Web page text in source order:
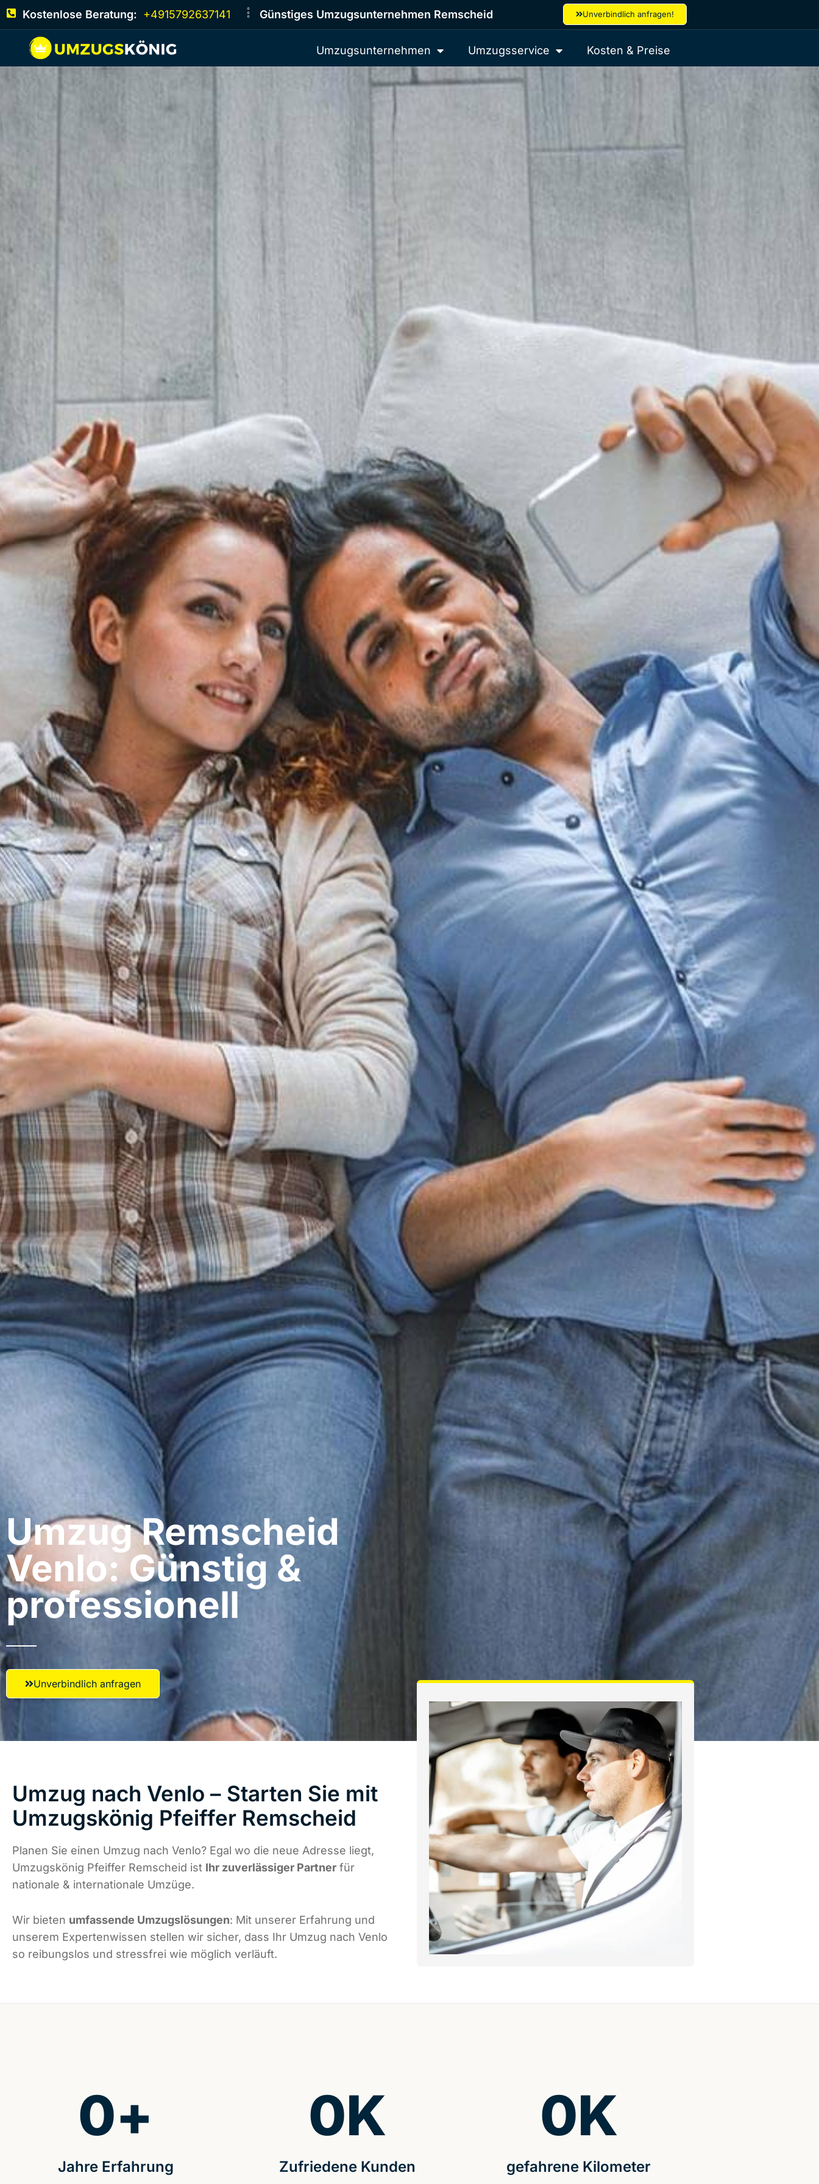
Kostenlose Beratung: +4915792637141 Günstiges Umzugsunternehmen Remscheid Unverbindlich anfragen!
Umzugsunternehmen Umzugsservice Kosten & Preise
Umzug Remscheid​
Venlo: Günstig &
professionell​
Unverbindlich anfragen
Umzug nach Venlo – Starten Sie mit
Umzugskönig Pfeiffer Remscheid
Planen Sie einen Umzug nach Venlo? Egal wo die neue Adresse liegt,
Umzugskönig Pfeiffer Remscheid ist Ihr zuverlässiger Partner für
nationale & internationale Umzüge.
Wir bieten umfassende Umzugslösungen: Mit unserer Erfahrung und
unserem Expertenwissen stellen wir sicher, dass Ihr Umzug nach Venlo
so reibungslos und stressfrei wie möglich verläuft.
Jahre Erfahrung
0+
Zufriedene Kunden
0K
gefahrene Kilometer
0K